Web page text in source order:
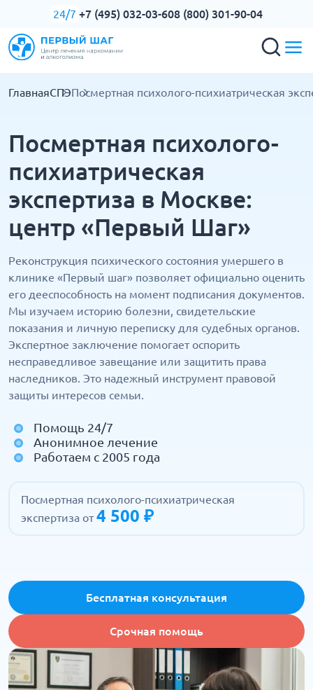
24/7 +7 (495) 032-03-608 (800) 301-90-04
ГлавнаяСПЭПосмертная психолого-психиатрическая
Посмертная психолого-
психиатрическая
экспертиза в Москве:
центр «Первый Шаг»
Реконструкция психического состояния умершего в
клинике «Первый шаг» позволяет официально оценить
его дееспособность на момент подписания документов.
Мы изучаем историю болезни, свидетельские
показания и личную переписку для судебных органов.
Экспертное заключение помогает оспорить
несправедливое завещание или защитить права
наследников. Это надежный инструмент правовой
защиты интересов семьи.
Помощь 24/7
Анонимное лечение
Работаем с 2005 года
Посмертная психолого-психиатрическая
экспертиза от4 500 ₽
Бесплатная консультация
Срочная помощь